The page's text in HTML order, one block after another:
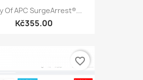
Of APC SurgeArrest®...
Kč355.00
favorite_border